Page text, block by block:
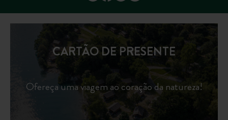
CARTÃO DE PRESENTE
Ofereça uma viagem ao coração da natureza!